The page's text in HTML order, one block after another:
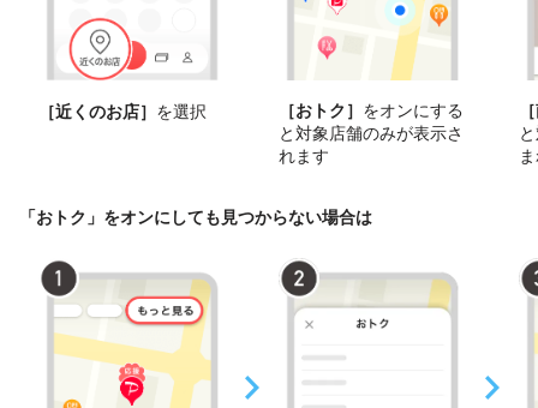
［近くのお店］ を選択 ［おトク］ をオンにする
と対象店舗のみが表示さ
れます
「おトク」をオンにしても見つからない場合は